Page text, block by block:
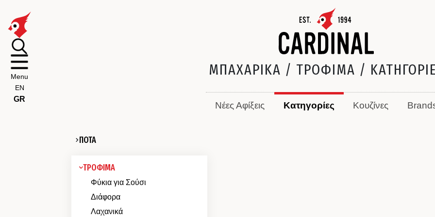
EN
GR
Menu ΜΠΑΧΑΡΙΚΑ / ΤΡΟΦΙΜΑ /
Νέες Αφίξεις Κατηγορίες Κουζίνες
ΠΟΤΑ
ΤΡΟΦΙΜΑ
Φύκια για Σούσι
Διάφορα
Λαχανικά